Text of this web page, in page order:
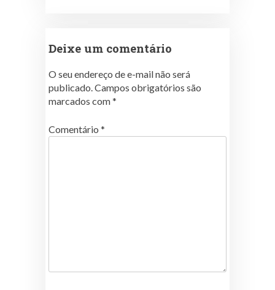
Deixe um comentário
O seu endereço de e-mail não será
publicado.Campos obrigatórios são
marcados com*
Comentário *